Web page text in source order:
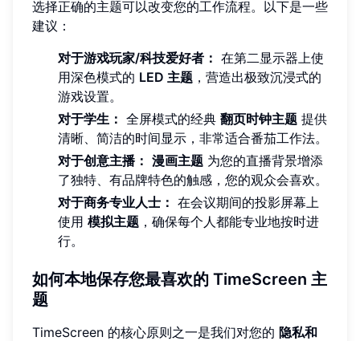
选择正确的主题可以改变您的工作流程。以下是一些
建议：
对于游戏玩家/科技爱好者： 在第二显示器上使
用深色模式的 LED 主题 ，营造出极致沉浸式的
游戏设置。
对于学生： 全屏模式的经典 翻页时钟主题 提供
清晰、简洁的时间显示，非常适合番茄工作法。
对于创意主播： 漫画主题 为您的直播背景增添
了独特、有品牌特色的触感，您的观众会喜欢。
对于商务专业人士： 在会议期间的投影屏幕上
使用 模拟主题 ，确保每个人都能专业地按时进
行。
如何本地保存您最喜欢的 TimeScreen 主
题
TimeScreen 的核心原则之一是我们对您的 隐私和